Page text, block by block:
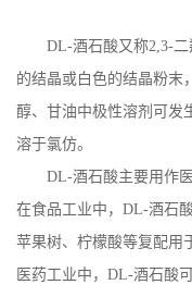
公
司
态
DL-酒石酸又称2,3-二
的结晶或白色的结晶粉末
醇、甘油中极性溶剂可 发
溶于氯仿。
DL-酒石酸主要用作
在食品工业中， DL-酒石
苹果树、柠檬酸等复配用
医药工业中， DL-酒石酸